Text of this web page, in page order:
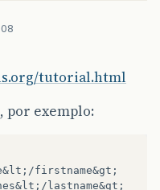
tutorial.html
por exemplo:
firstname&gt;
lastname&gt;